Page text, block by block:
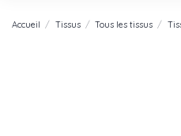
Accueil Tissus Tous les tissus